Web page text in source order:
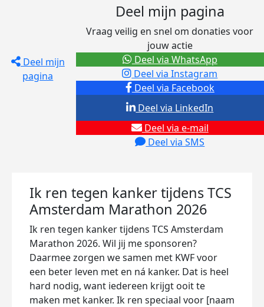
Deel mijn
pagina
Deel mijn pagina
Vraag veilig en snel om donaties voor
jouw actie
Deel via Facebook
Deel via Instagram
Deel via e-mail
Deel via SMS
Deel via LinkedIn
Deel via WhatsApp
Ik ren tegen kanker tijdens TCS
Amsterdam Marathon 2026
Ik ren tegen kanker tijdens TCS Amsterdam
Marathon 2026. Wil jij me sponsoren?
Daarmee zorgen we samen met KWF voor
een beter leven met en ná kanker. Dat is heel
hard nodig, want iedereen krijgt ooit te
maken met kanker. Ik ren speciaal voor [naam